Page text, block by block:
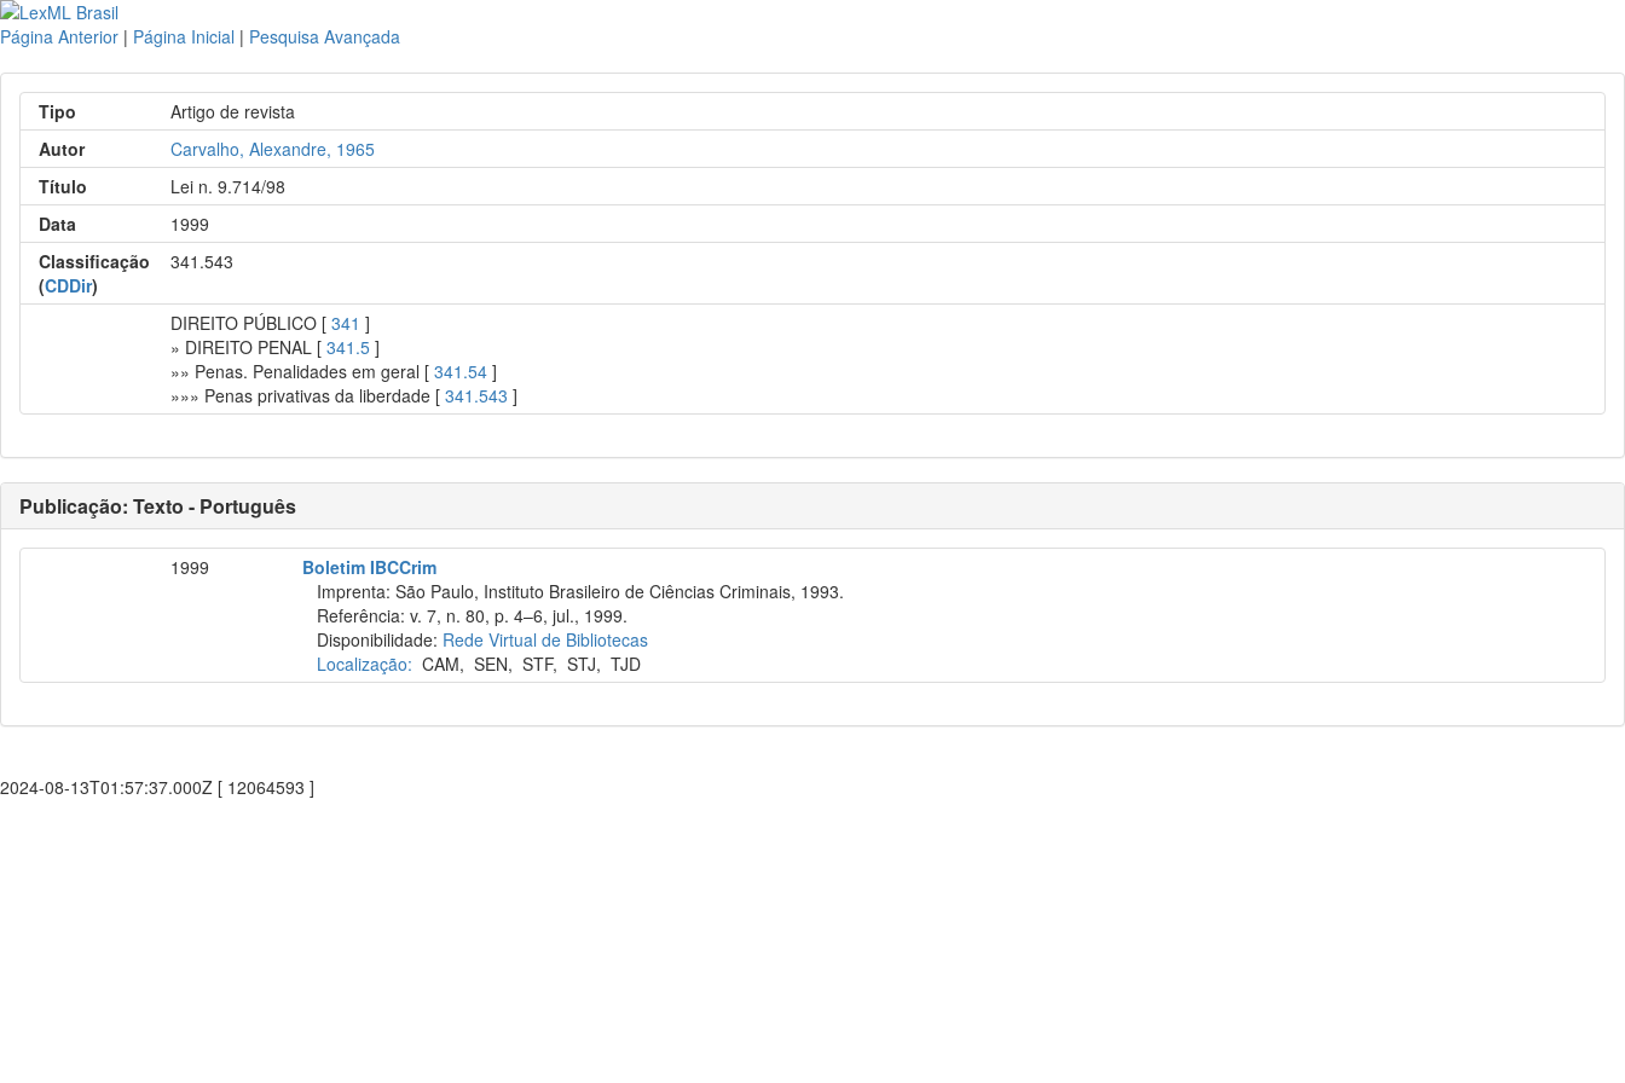
Página Anterior | Página Inicial | Pesquisa Avançada
Tipo
Artigo de revista
Autor
Carvalho, Alexandre, 1965
Título
Lei n. 9.714/98
Data
1999
Classificação
(CDDir)
341.543
DIREITO PÚBLICO [341 ]
» DIREITO PENAL [341.5 ]
»» Penas. Penalidades em geral [341.54 ]
»»» Penas privativas da liberdade [341.543 ]
Publicação: Texto - Português
1999
Boletim IBCCrim
Imprenta: São Paulo, Instituto Brasileiro de Ciências Criminais, 1993.
Referência: v. 7, n. 80, p. 4–6, jul., 1999.
Disponibilidade: Rede Virtual de Bibliotecas
Localização: CAM,SEN,STF,STJ,TJD
2024-08-13T01:57:37.000Z [ 12064593 ]